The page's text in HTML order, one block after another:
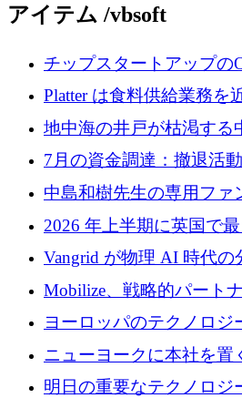
アイテム /vbsoft
チップスタートアップの
ルを調達、Mobilizeが投
月の資金調達を詳しく調
Platter は食料供給業務を
Verb Ventures から追加資
地中海の井戸が枯渇する
は空気から飲料水を作る
7月の資金調達：撤退活
の新興企業が86億ユーロ
中島和樹先生の専用ファ
い評価を得ています！
年を記念して、受講生の
されました！
2026 年上半期に英国で
ノロジー企業
Vangrid が物理 AI 時代の
ジェンス ネットワークを
万ドルのシードを調達
Mobilize、戦略的パート
信ソフトウェア会社を拡
ヨーロッパのテクノロジ
額 8 億 7,800 万ユーロと
ニューヨークに本社を置
Modal Labsがロンドンオ
明日の重要なテクノロジ